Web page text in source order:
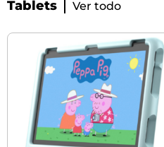
Tablets Ver todo